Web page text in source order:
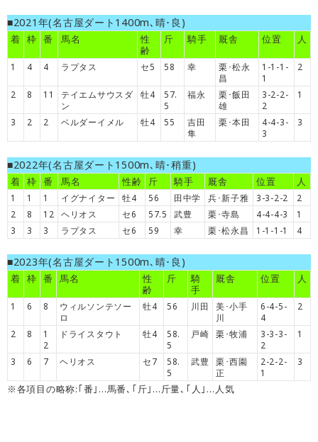
■2021年(名古屋ダート1400m､晴･良)
着 枠 番 馬名
性
齢
斤 騎手 厩舎 位置 人
1 4 4 ラプタス セ5 58 幸
栗･松永
昌
1-1-1-
1
2
2 8 11
テイエムサウスダ
ン
牡4
57.
5
福永
栗･飯田
雄
3-2-2-
2
1
3 2 2 ベルダーイメル 牡4 55
吉田
隼
栗･本田
4-4-3-
3
3
■2022年(名古屋ダート1500m､晴･稍重)
着 枠 番 馬名 性齢 斤 騎手 厩舎 位置 人
1 1 1 イグナイター 牡4 56 田中学 兵･新子雅 3-3-2-2
2
2
8 12 ヘリオス セ6 57.5 武豊 栗･寺島 4-4-4-3
1
3
3 3 ラプタス セ6 59 幸 栗･松永昌 1-1-1-1 4
■2023年(名古屋ダート1500m､晴･良)
着 枠 番 馬名
性
齢
斤
騎
手
厩舎 位置 人
1 6 8
ウィルソンテソー
ロ
牡4 56 川田
美･小手
川
6-4-5-
4
2
2 8
1
2
ドライスタウト 牡4
58.
5
戸崎 栗･牧浦
3-3-3-
2
1
3 6 7 ヘリオス セ7
58.
5
武豊
栗･西園
正
2-2-2-
1
3
※各項目の略称:｢番｣…馬番､｢斤｣…斤量､｢人｣…人気